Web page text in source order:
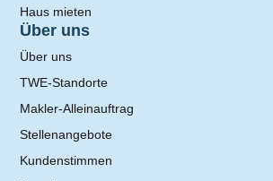
Haus mieten
Über uns
Über uns
TWE-Standorte
Makler-Alleinauftrag
Stellenangebote
Kundenstimmen